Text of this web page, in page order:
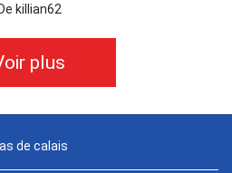
killian62
plus
de calais